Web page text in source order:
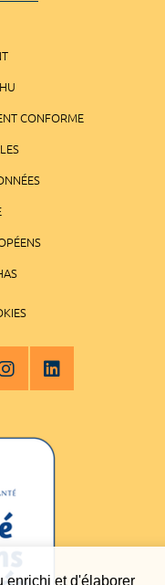
enrichi et d'élaborer
CONFORME